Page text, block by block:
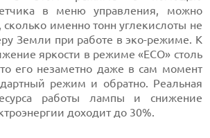
в меню управления, можно
сколько именно тонн углекислоты не
Земли при работе в эко-режиме. К
яркости в режиме «ECO» столь
его незаметно даже в сам момент
режим и обратно. Реальная
работы лампы и снижение
доходит до 30%.